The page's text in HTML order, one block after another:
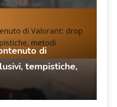
di
tempistiche,
Talia Rivers 13/03/2026